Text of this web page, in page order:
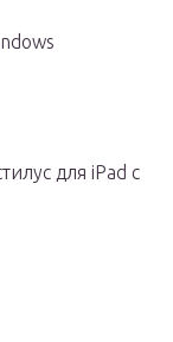
для iPad с